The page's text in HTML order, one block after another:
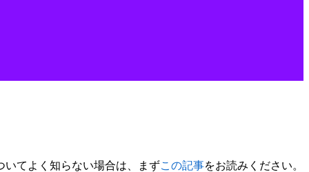
いてよく知らない場合は、まずこの記事をお読みください。